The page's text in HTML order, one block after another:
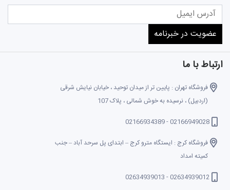
ارتباط با ما
فروشگاه تهران : پایین تر از میدان توحید ، خیابان نیایش شرقی
(اردبیل) ، نرسیده به خوش شمالی ، پلاک 107
02166949028 - 02166934389
فروشگاه کرج : ایستگاه مترو کرج – ابتدای پل سرحد آباد – جنب
کمیته امداد
02634939012 - 02634939013